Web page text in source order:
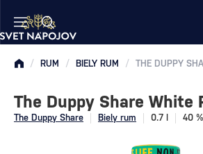
/ RUM / BIELY RUM / THE DUPPY
The Duppy Share Biely rum 0.7 l 40 %
The Duppy Share White